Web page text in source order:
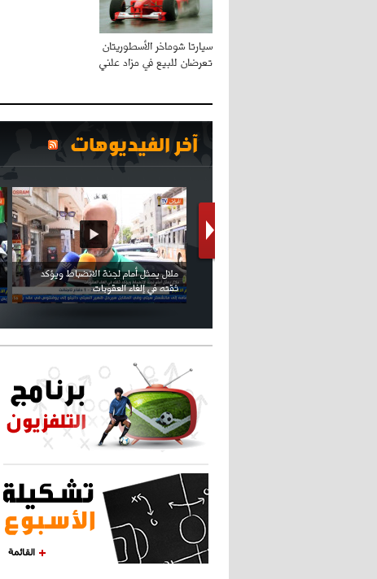
سيارتا شوماخر الأسطوريتان
تعرضان للبيع في مزاد علني
آخر الفيديوهات
كريستيانو كاد يصاب على مستوى كتفه
بسبب سيلفي
القائمة